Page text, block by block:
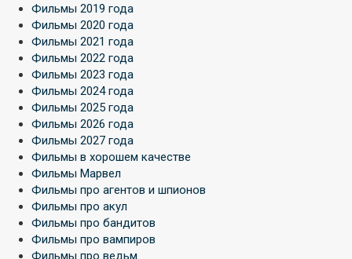
Фильмы 2019 года
Фильмы 2020 года
Фильмы 2021 года
Фильмы 2022 года
Фильмы 2023 года
Фильмы 2024 года
Фильмы 2025 года
Фильмы 2026 года
Фильмы 2027 года
Фильмы в хорошем качестве
Фильмы Марвел
Фильмы про агентов и шпионов
Фильмы про акул
Фильмы про бандитов
Фильмы про вампиров
Фильмы про ведьм